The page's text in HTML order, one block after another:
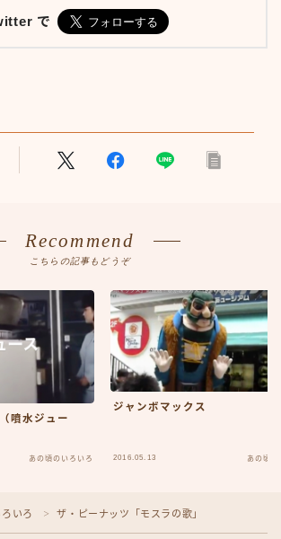
事 #1
で
Recommend
こちらの記事もどうぞ
噴水ジュー
あの頃のいろいろ
ジャンボマックス
2016.05.13 あの頃の
いろ ＞ ザ・ピーナッツ「モスラの歌」